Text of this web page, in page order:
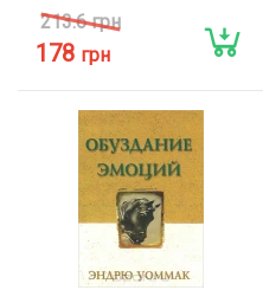
213.6 грн
178 грн